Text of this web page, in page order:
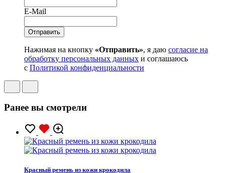
E-Mail
Нажимая на кнопку «Отправить», я даю согласие на
обработку персональных данных и соглашаюсь
с Политикой конфиденциальности
Ранее вы смотрели
Красный ремень из кожи крокодила